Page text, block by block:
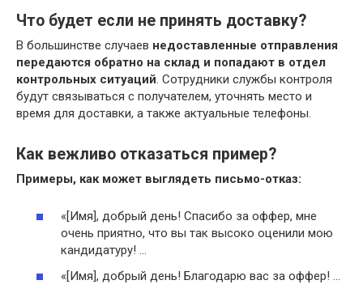
Что будет если не принять доставку?
В большинстве случаев недоставленные отправления
передаются обратно на склад и попадают в отдел
контрольных ситуаций. Сотрудники службы контроля
будут связываться с получателем, уточнять место и
время для доставки, а также актуальные телефоны.
Как вежливо отказаться пример?
Примеры, как может выглядеть письмо-отказ:
«[Имя], добрый день! Спасибо за оффер, мне
очень приятно, что вы так высоко оценили мою
кандидатуру! …
«[Имя], добрый день! Благодарю вас за оффер! …